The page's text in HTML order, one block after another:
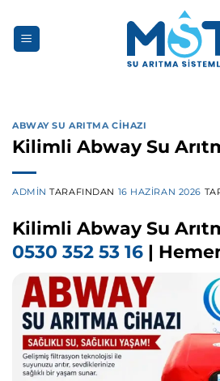
atla
ABWAY SU ARITMA CIHAZI
Kilimli Abway Su
ADMIN TARAFINDAN 16 HAZIRAN 2026
Kilimli Abway Su
0530 352 53 16 |